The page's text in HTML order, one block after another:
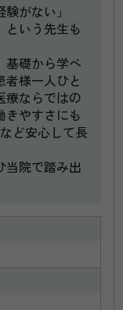
がない」
という先生も
基礎から学べ
者様一人ひと
療ならではの
きやすさにも
ど安心して長
当院で踏み出